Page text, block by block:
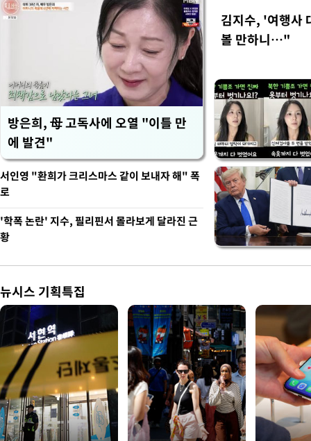
방은희, 母 고독사에 오열 "이틀 만
에 발견"
김지수, '여행사
볼 만하니…"
서인영 "환희가 크리스마스 같이 보내자 해" 폭
로
'학폭 논란' 지수, 필리핀서 몰라보게 달라진 근
황
뉴시스 기획특집